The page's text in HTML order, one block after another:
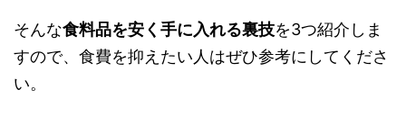
そんな食料品を安く手に入れる裏技を3つ紹介しま
すので、食費を抑えたい人はぜひ参考にしてくださ
い。